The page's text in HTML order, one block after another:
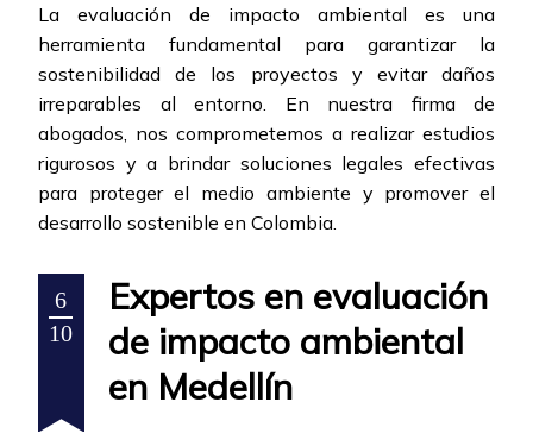
La evaluación de impacto ambiental es una
herramienta fundamental para garantizar la
sostenibilidad de los proyectos y evitar daños
irreparables al entorno. En nuestra firma de
abogados, nos comprometemos a realizar estudios
rigurosos y a brindar soluciones legales efectivas
para proteger el medio ambiente y promover el
desarrollo sostenible en Colombia.
6
10
Expertos en evaluación
de impacto ambiental
en Medellín